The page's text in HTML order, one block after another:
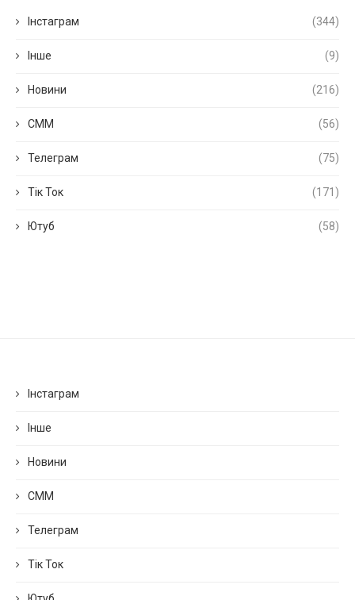
Інстаграм (344)
Інше (9)
Новини (216)
СММ (56)
Телеграм (75)
Тік Ток (171)
Ютуб (58)
Інстаграм
Інше
Новини
СММ
Телеграм
Тік Ток